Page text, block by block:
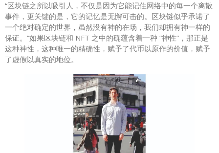
“区块链之所以吸引人，不仅是因为它能记住网络中的每一个离散
事件，更关键的是，它的记忆是无懈可击的。区块链似乎承诺了
一个绝对确定的世界，虽然没有神的在场，我们却拥有神一样的
保证。”如果区块链和 NFT 之中的确蕴含着一种 “神性”，那正是
这种神性，这种唯一的精确性，赋予了代币以原作的价值，赋予
了虚假以真实的地位。